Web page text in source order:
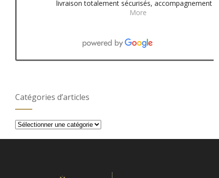
livraison totalement sécurisés, accompagnement
More
Catégories d’articles
Catégories